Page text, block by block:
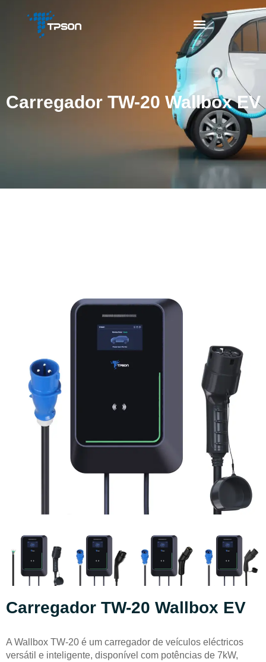
Carregador TW-20 Wallbox EV
Carregador TW-20 Wallbox EV
A Wallbox TW-20 é um carregador de veículos eléctricos
versátil e inteligente, disponível com potências de 7kW,